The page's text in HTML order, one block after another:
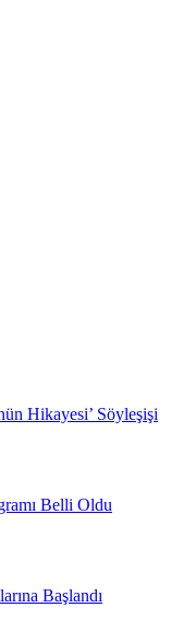
Hikayesi’ Söyleşişi
Belli Oldu
Başlandı